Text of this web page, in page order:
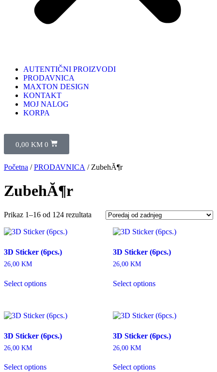
AUTENTIČNI PROIZVODI
PRODAVNICA
MAXTON DESIGN
KONTAKT
MOJ NALOG
KORPA
0,00 KM 0
Početna /PRODAVNICA / ZubehĂ¶r
ZubehĂ¶r
Prikaz 1–16 od 124 rezultata
3D Sticker (6pcs.)
26,00 KM
Select options
3D Sticker (6pcs.)
26,00 KM
Select options
3D Sticker (6pcs.)
26,00 KM
Select options
3D Sticker (6pcs.)
26,00 KM
Select options